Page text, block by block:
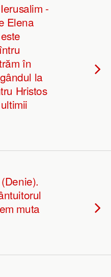
-
Elena
în
la
Hristos
muta